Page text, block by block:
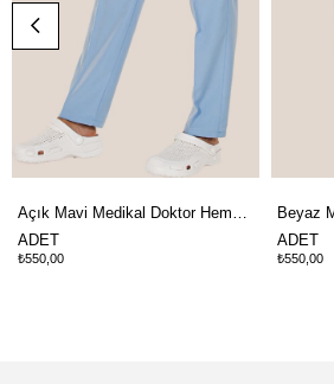
ADET
₺550,00
ADET
₺550,00